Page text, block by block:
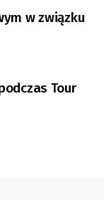
w związku
Tour